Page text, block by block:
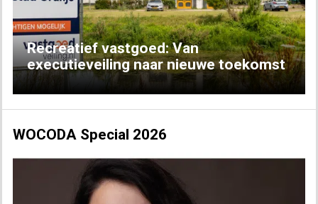
Recreatief vastgoed: Van
executieveiling naar nieuwe toekomst
WOCODA Special 2026